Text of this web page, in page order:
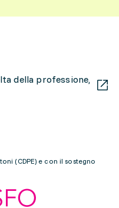
della professione,
(CDPE) e con il sostegno